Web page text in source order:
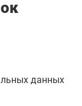
данных